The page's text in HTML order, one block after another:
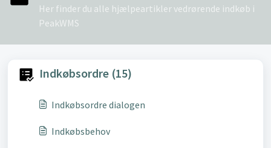
Her finder du alle hjælpeartikler vedrørende indkøb i
PeakWMS
Indkøbsordre (15)
Indkøbsordre dialogen
Indkøbsbehov